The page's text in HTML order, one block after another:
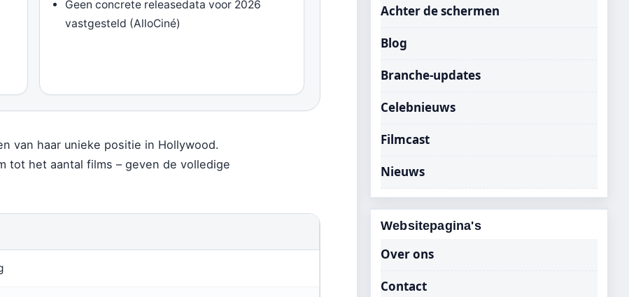
Geen concrete releasedata voor 2026
vastgesteld (AlloCiné)
van haar unieke positie in Hollywood.
tot het aantal films – geven de volledige
Achter de schermen
Blog
Branche-updates
Celebnieuws
Filmcast
Nieuws
Websitepagina's
Over ons
Contact